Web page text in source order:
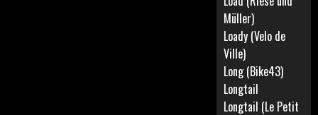
Müller)
Loady (Velo de
Ville)
Long (Bike43)
Longtail
Longtail (Le Petit